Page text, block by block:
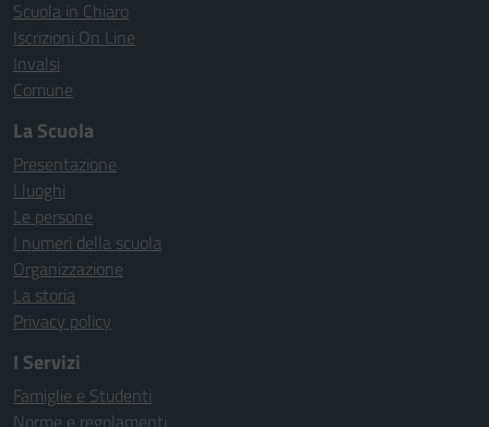
Scuola in Chiaro
Iscrizioni On Line
Invalsi
Comune
La Scuola
Presentazione
I luoghi
Le persone
I numeri della scuola
Organizzazione
La storia
Privacy policy
I Servizi
Famiglie e Studenti
Norme e regolamenti